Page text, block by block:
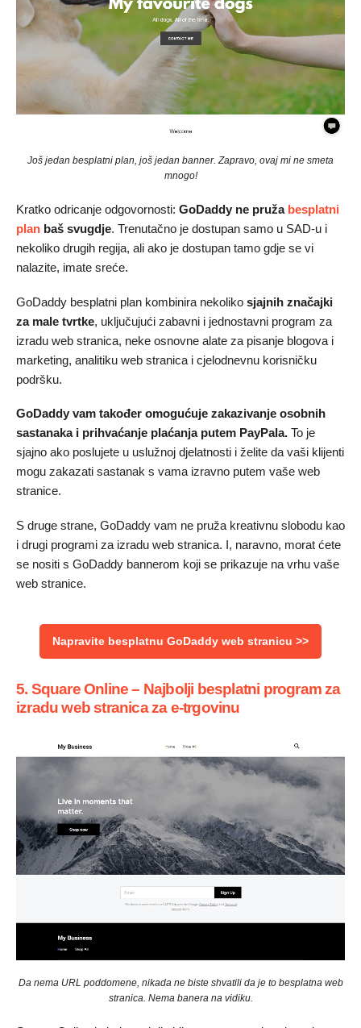
Još jedan besplatni plan, još jedan banner. Zapravo, ovaj mi ne smeta
mnogo!
Kratko odricanje odgovornosti: GoDaddy ne pruža besplatni
plan baš svugdje. Trenutačno je dostupan samo u SAD-u i
nekoliko drugih regija, ali ako je dostupan tamo gdje se vi
nalazite, imate sreće.
GoDaddy besplatni plan kombinira nekoliko sjajnih značajki
za male tvrtke, uključujući zabavni i jednostavni program za
izradu web stranica, neke osnovne alate za pisanje blogova i
marketing, analitiku web stranica i cjelodnevnu korisničku
podršku.
GoDaddy vam također omogućuje zakazivanje osobnih
sastanaka i prihvaćanje plaćanja putem PayPala. To je
sjajno ako poslujete u uslužnoj djelatnosti i želite da vaši klijenti
mogu zakazati sastanak s vama izravno putem vaše web
stranice.
S druge strane, GoDaddy vam ne pruža kreativnu slobodu kao
i drugi programi za izradu web stranica. I, naravno, morat ćete
se nositi s GoDaddy bannerom koji se prikazuje na vrhu vaše
web stranice.
Napravite besplatnu GoDaddy web stranicu >>
5. Square Online – Najbolji besplatni program za
izradu web stranica za e-trgovinu
Da nema URL poddomene, nikada ne biste shvatili da je to besplatna web
stranica. Nema banera na vidiku.